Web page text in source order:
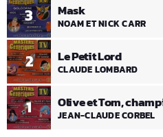
1 Olive et Tom,
JEAN-CLAUDE CORBEL
2 Le Petit Lord
CLAUDE LOMBARD
3 Mask
NOAM ET NICK CARR